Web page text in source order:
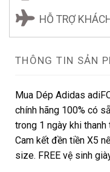
HỖ TRỢ
THÔNG TIN SẢN
Mua Dép Adidas
chính hãng 100% có
trong 1 ngày khi
Cam kết đền tiền X5
size. FREE vệ sinh